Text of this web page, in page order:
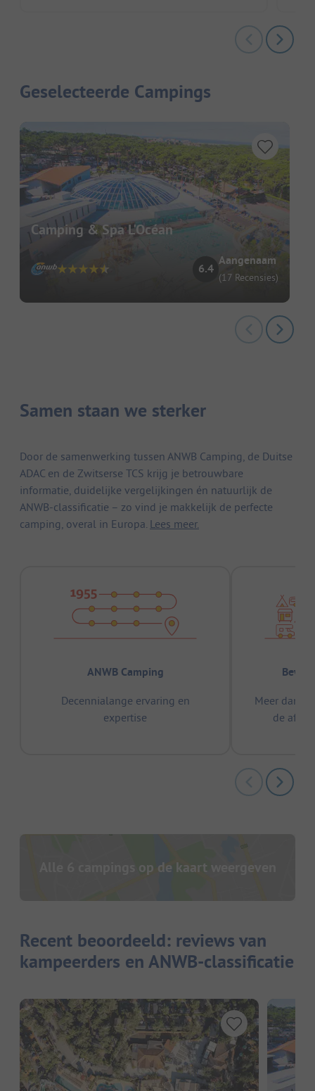
Geselecteerde Campings
Camping & Spa L'Océan
6.4
Aangenaam
(17 Recensies)
Samen staan we sterker
Door de samenwerking tussen ANWB Camping, de Duitse
ADAC en de Zwitserse TCS krijg je betrouwbare
informatie, duidelijke vergelijkingen én natuurlijk de
ANWB-classificatie – zo vind je makkelijk de perfecte
camping, overal in Europa. Lees meer.
ANWB Camping
Decennialange ervaring en
expertise
Meer dan
de
Alle 6 campings op de kaart weergeven
Recent beoordeeld: reviews van
kampeerders en ANWB-classificatie